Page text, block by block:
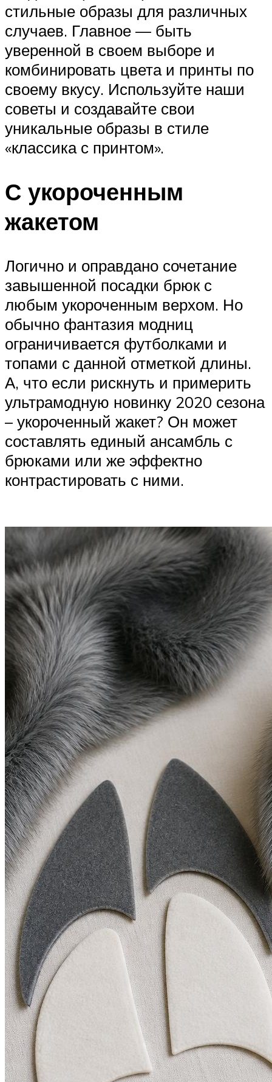
стильные образы для различных
случаев. Главное — быть
уверенной в своем выборе и
комбинировать цвета и принты по
своему вкусу. Используйте наши
советы и создавайте свои
уникальные образы в стиле
«классика с принтом».
С укороченным
жакетом
Логично и оправдано сочетание
завышенной посадки брюк с
любым укороченным верхом. Но
обычно фантазия модниц
ограничивается футболками и
топами с данной отметкой длины.
А, что если рискнуть и примерить
ультрамодную новинку 2020 сезона
– укороченный жакет? Он может
составлять единый ансамбль с
брюками или же эффектно
контрастировать с ними.